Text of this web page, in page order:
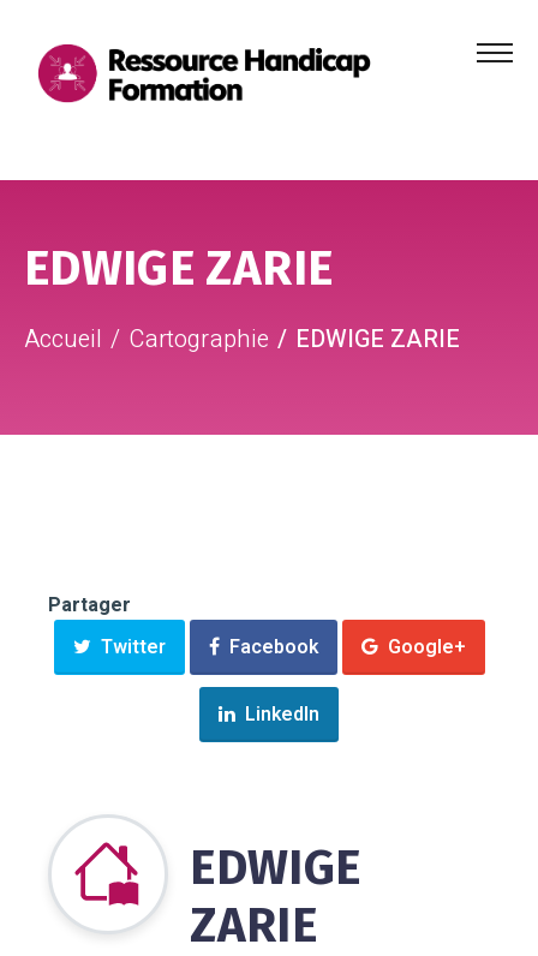
Menu
EDWIGE ZARIE
Accueil Cartographie EDWIGE ZARIE
Partager
Twitter
Facebook Google+
LinkedIn
EDWIGE
ZARIE